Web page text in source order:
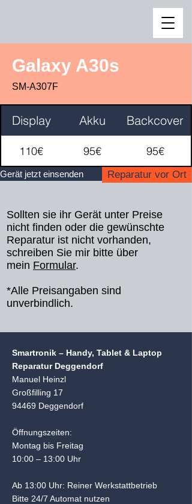
Galaxy A30s
SM-A307F
Display Akku Backcover
110€ 95€ 95€
Gerät jetzt einsenden Reparatur vor Ort
Sollten sie ihr Gerät unter Preise
nicht finden oder die gewünschte
Reparatur ist nicht vorhanden,
schreiben Sie mir bitte über
mein Formular​.
*Alle Preisangaben sind
unverbindlich.
Smartronik – Handy, Tablet & Laptop
Reparatur Deggendorf
Manuel Heinzl
Großfilling 17
94469 Deggendorf
Öffnungszeiten:
Montag bis Freitag
10:00 – 13:00 Uhr
Ab 13:00 Uhr: Reiner Werkstattbetrieb
Bitte 24/7 Automat nutzen